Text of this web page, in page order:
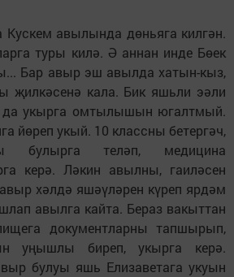
Кускем авылында дөньяга килгән.
туры килә. Ә аннан инде Бөек
Бар авыр эш авылда хатын-кыз,
җилкәсенә кала. Бик яшьли эәли
укырга омтылышын югалтмый.
йөреп укый. 10 классны бетергәч,
булырга теләп, медицина
керә. Ләкин авылны, гаиләсен
хәлдә яшәүләрен күреп ярдәм
авылга кайта. Бераз вакыттан
документларны тапшырып,
уңышлы биреп, укырга керә.
булуы яшь Елизаветага укуын